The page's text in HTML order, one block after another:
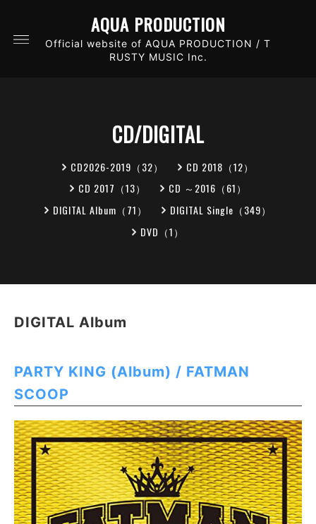
AQUA PRODUCTION
Official website of AQUA PRODUCTION / T
RUSTY MUSIC Inc.
CD/DIGITAL
CD2026-2019（32）
CD 2018（12）
CD 2017（13）
CD ～2016（61）
DIGITAL Album（71）
DIGITAL Single（349）
DVD（1）
DIGITAL Album
PARTY KING (Album) / FATMAN
SCOOP